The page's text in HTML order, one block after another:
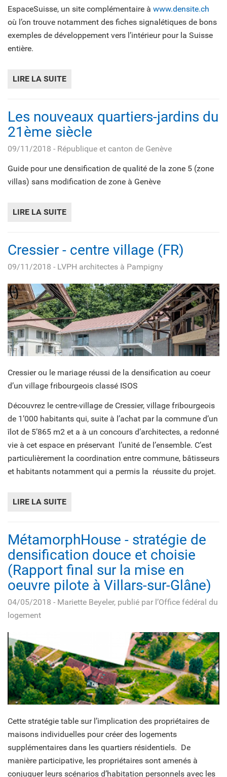
EspaceSuisse, un site complémentaire à www.densite.ch
où l’on trouve notamment des fiches signalétiques de bons
exemples de développement vers l’intérieur pour la Suisse
entière.
LIRE LA SUITE
Les nouveaux quartiers-jardins du
21ème siècle
09/11/2018 - République et canton de Genève
Guide pour une densification de qualité de la zone 5 (zone
villas) sans modification de zone à Genève
LIRE LA SUITE
Cressier - centre village (FR)
09/11/2018 - LVPH architectes à Pampigny
Cressier ou le mariage réussi de la densification au coeur
d’un village fribourgeois classé ISOS
Découvrez le centre-village de Cressier, village fribourgeois
de 1’000 habitants qui, suite à l’achat par la commune d’un
îlot de 5’865 m2 et a à un concours d’architectes, a redonné
vie à cet espace en préservant l’unité de l’ensemble. C’est
particulièrement la coordination entre commune, bâtisseurs
et habitants notamment qui a permis la réussite du projet.
LIRE LA SUITE
MétamorphHouse - stratégie de
densification douce et choisie
(Rapport final sur la mise en
oeuvre pilote à Villars-sur-Glâne)
04/05/2018 - Mariette Beyeler, publié par l’Office fédéral du
logement
Cette stratégie table sur l’implication des propriétaires de
maisons individuelles pour créer des logements
supplémentaires dans les quartiers résidentiels. De
manière participative, les propriétaires sont amenés à
conjuguer leurs scénarios d’habitation personnels avec les